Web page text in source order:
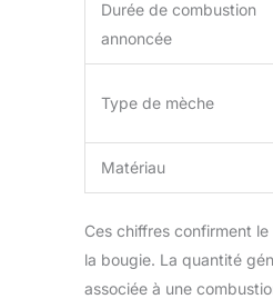
Durée de combustion
annoncée
Type de mèche
Matériau
Ces chiffres confirment
la bougie. La quantité
associée à une